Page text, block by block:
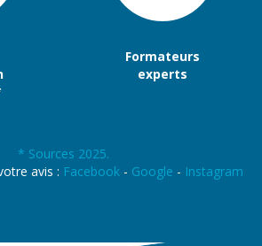
Formateurs
experts
* Sources 2025.
avis : Facebook- Google - Instagram